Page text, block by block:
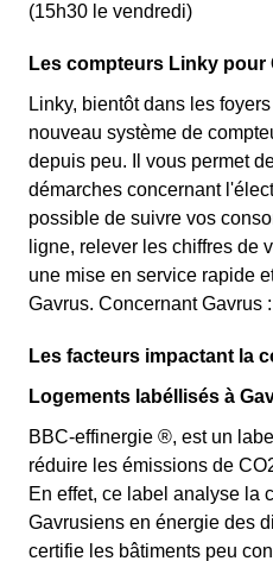
(15h30 le vendredi)
Les compteurs Linky pour
Linky, bientôt dans les
nouveau système de
depuis peu. Il vous permet
démarches concernant
possible de suivre vos
ligne, relever les chiffres de
une mise en service rapide
Gavrus. Concernant Gavrus
Les facteurs impactant la
Logements labéllisés à
BBC-effinergie ®, est un
réduire les émissions de
En effet, ce label analyse la
Gavrusiens en énergie des
certifie les bâtiments peu